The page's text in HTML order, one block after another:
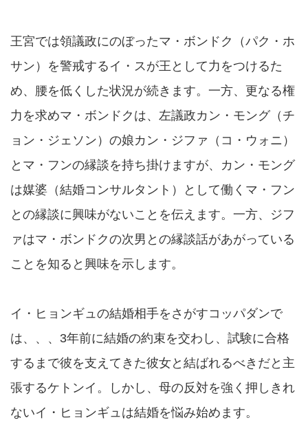
王宮では領議政にのぼったマ・ボンドク（パク・ホ
サン）を警戒するイ・スが王として力をつけるた
め、腰を低くした状況が続きます。一方、更なる権
力を求めマ・ボンドクは、左議政カン・モング（チ
ョン・ジェソン）の娘カン・ジファ（コ・ウォニ）
とマ・フンの縁談を持ち掛けますが、カン・モング
は媒婆（結婚コンサルタント）として働くマ・フン
との縁談に興味がないことを伝えます。一方、ジフ
ァはマ・ボンドクの次男との縁談話があがっている
ことを知ると興味を示します。
イ・ヒョンギュの結婚相手をさがすコッパダンで
は、、、3年前に結婚の約束を交わし、試験に合格
するまで彼を支えてきた彼女と結ばれるべきだと主
張するケトンイ。しかし、母の反対を強く押しきれ
ないイ・ヒョンギュは結婚を悩み始めます。